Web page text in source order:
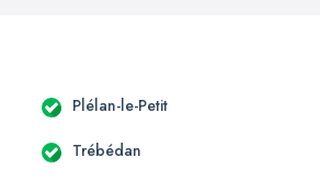
Plélan-le-Petit
Trébédan